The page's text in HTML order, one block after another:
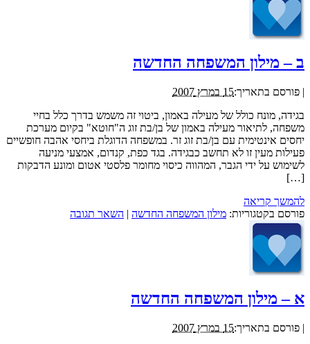
ב – מילון המשפחה החדשה
| פורסם בתאריך:15 במרץ 2007
בגידה, מונח כולל של מעילה באמון, ביטוי זה משמש בדרך כלל בחיי
משפחה, לתיאור מעילה באמון של בן/בת זוג ה"חוטא" בקיום מערכת
יחסים אינטימית עם בן/בת זוג זר. במשפחה הדוגלת ביחסי אהבה חופשיים
פעילות מעין זו לא תחשב כבגידה. בגד כפת, קנדום, אמצעי מניעה
לשימוש על ידי הגבר, המהווה כיסוי מחומר פלסטי אטום ומונע הדבקות
[…]
להמשך קריאה
פורסם בקטגוריות: מילון המשפחה החדשה | השאר תגובה
א – מילון המשפחה החדשה
| פורסם בתאריך:15 במרץ 2007